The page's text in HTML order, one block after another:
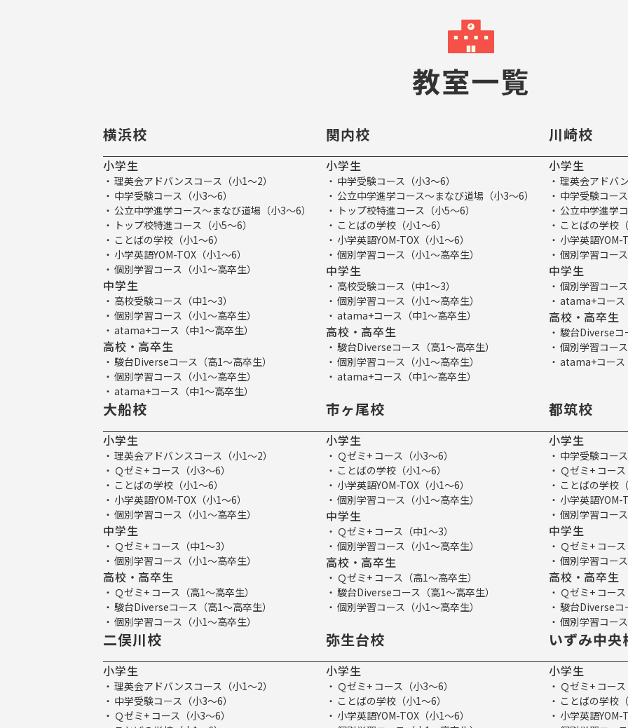
教室一覧
横浜校
小学生
理英会アドバンスコース（小1～2）
中学受験コース（小3～6）
公立中学進学コース～まなび道場（小3～6）
トップ校特進コース（小5～6）
ことばの学校（小1～6）
小学英語YOM-TOX（小1～6）
個別学習コース（小1～高卒生）
中学生
高校受験コース（中1～3）
個別学習コース（小1～高卒生）
atama+コース（中1～高卒生）
高校・高卒生
駿台Diverseコース（高1～高卒生）
個別学習コース（小1～高卒生）
atama+コース（中1～高卒生）
関内校
小学生
中学受験コース（小3～6）
公立中学進学コース～まなび道場（小3～6）
トップ校特進コース（小5～6）
ことばの学校（小1～6）
小学英語YOM-TOX（小1～6）
個別学習コース（小1～高卒生）
中学生
高校受験コース（中1～3）
個別学習コース（小1～高卒生）
atama+コース（中1～高卒生）
高校・高卒生
駿台Diverseコース（高1～高卒生）
個別学習コース（小1～高卒生）
atama+コース（中1～高卒生）
川崎校
小学生
理英会アドバ
中学受験コー
公立中学進学
ことばの学校
小学英語YOM-
個別学習コー
中学生
個別学習コー
atama+コース
高校・高卒生
駿台Diverseコ
個別学習コー
atama+コース
大船校
小学生
理英会アドバンスコース（小1～2）
Ｑゼミ+ コース（小3～6）
ことばの学校（小1～6）
小学英語YOM-TOX（小1～6）
個別学習コース（小1～高卒生）
中学生
Ｑゼミ+ コース（中1～3）
個別学習コース（小1～高卒生）
高校・高卒生
Ｑゼミ+ コース（高1～高卒生）
駿台Diverseコース（高1～高卒生）
個別学習コース（小1～高卒生）
市ヶ尾校
小学生
Ｑゼミ+ コース（小3～6）
ことばの学校（小1～6）
小学英語YOM-TOX（小1～6）
個別学習コース（小1～高卒生）
中学生
Ｑゼミ+ コース（中1～3）
個別学習コース（小1～高卒生）
高校・高卒生
Ｑゼミ+ コース（高1～高卒生）
駿台Diverseコース（高1～高卒生）
個別学習コース（小1～高卒生）
都筑校
小学生
中学受験コー
Ｑゼミ+ コー
ことばの学校
小学英語YOM-
個別学習コー
中学生
Ｑゼミ+ コー
個別学習コー
高校・高卒生
Ｑゼミ+ コー
駿台Diverseコ
個別学習コー
二俣川校
小学生
理英会アドバンスコース（小1～2）
中学受験コース（小3～6）
Ｑゼミ+ コース（小3～6）
弥生台校
小学生
Ｑゼミ+ コース（小3～6）
ことばの学校（小1～6）
小学英語YOM-TOX（小1～6）
いずみ中央
小学生
Ｑゼミ+ コー
ことばの学校
小学英語YOM-